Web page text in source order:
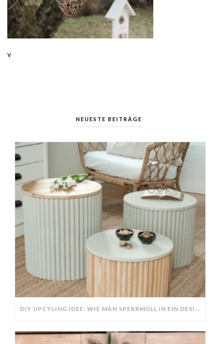
v
NEUESTE BEITRÄGE
DIY UPCYLING IDEE: WIE MAN SPERRMÜLL IN EIN DESIGNER TEIL VERWANDELT